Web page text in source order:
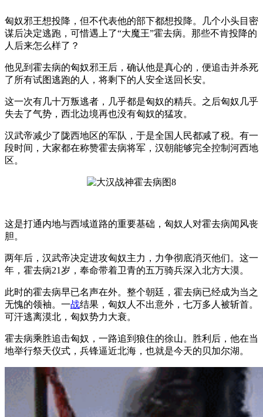
匈奴邪王想投降，但不代表他的部下都想投降。几个小头目密
谋后决定逃跑，可惜遇上了“大魔王”霍去病。那些不肯投降的
人后来怎么样了？
他见到霍去病的匈奴邪王后，确认他是真心的，便追击并杀死
了所有试图逃跑的人，将剩下的人安全送回长安。
这一次有几十万叛逃者，几乎都是匈奴的精兵。之后匈奴几乎
失去了气势，西北边境再也没有匈奴的猛攻。
汉武帝减少了陇西地区的军队，于是全国人民都减了税。有一
段时间，大家都在称赞霍去病将军，汉朝能够完全控制河西地
区。
这是打通内地与西域道路的重要基础，匈奴人对霍去病闻风丧
胆。
两年后，汉武帝决定进攻匈奴主力，力争彻底消灭他们。这一
年，霍去病21岁，奉命带着卫青的五万骑兵深入北方大漠。
此时的霍去病早已名声在外。整个朝廷，霍去病已经成为当之
无愧的领袖。一战结果，匈奴人不出意外，七万多人被斩首。
可汗逃离漠北，匈奴势力大衰。
霍去病乘胜追击匈奴，一路追到狼住的徐山。胜利后，他在当
地举行祭天仪式，兵锋逼近北海，也就是今天的贝加尔湖。